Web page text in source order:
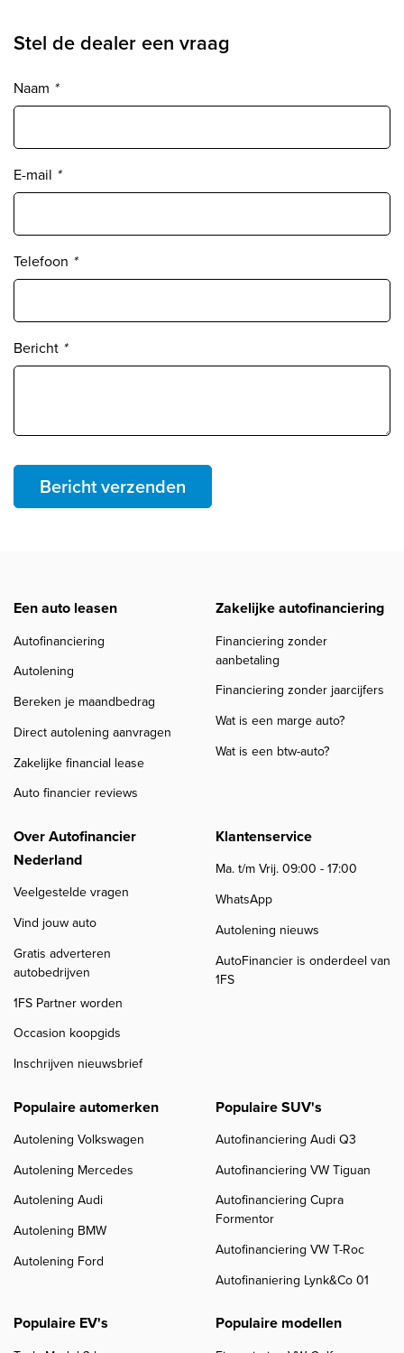
Stel de dealer een vraag
Naam *
E-mail *
Telefoon *
Bericht *
Bericht verzenden
Een auto leasen
Autofinanciering
Autolening
Bereken je maandbedrag
Direct autolening aanvragen
Zakelijke financial lease
Auto financier reviews
Zakelijke autofinanciering
Financiering zonder
aanbetaling
Financiering zonder jaarcijfers
Wat is een marge auto?
Wat is een btw-auto?
Over Autofinancier
Nederland
Veelgestelde vragen
Vind jouw auto
Gratis adverteren
autobedrijven
1FS Partner worden
Occasion koopgids
Inschrijven nieuwsbrief
Klantenservice
Ma. t/m Vrij. 09:00 - 17:00
WhatsApp
Autolening nieuws
AutoFinancier is onderdeel van
1FS
Populaire automerken
Autolening Volkswagen
Autolening Mercedes
Autolening Audi
Autolening BMW
Autolening Ford
Populaire SUV's
Autofinanciering Audi Q3
Autofinanciering VW Tiguan
Autofinanciering Cupra
Formentor
Autofinanciering VW T-Roc
Autofinaniering Lynk&Co 01
Populaire EV's Populaire modellen